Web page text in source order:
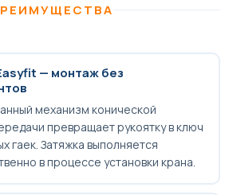
— монтаж без
механизм конической
превращает рукоятку в ключ
гаек. Затяжка выполняется
в процессе установки крана.